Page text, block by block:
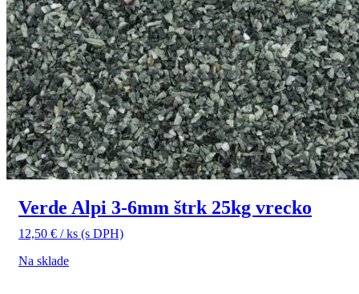
Verde Alpi 3-6mm štrk 25kg vrecko
12,50 € / ks (s DPH)
Na sklade